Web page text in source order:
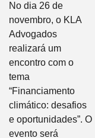
No dia 26 de
novembro, o KLA
Advogados
realizará um
encontro com o
tema
“Financiamento
climático: desafios
e oportunidades”. O
evento será